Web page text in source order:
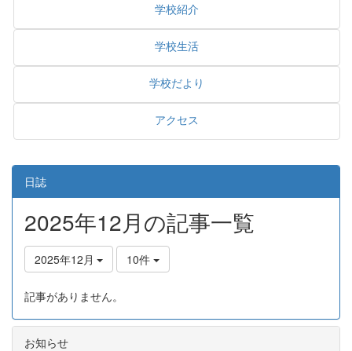
学校紹介
学校生活
学校だより
アクセス
日誌
2025年12月の記事一覧
2025年12月 10件
記事がありません。
お知らせ